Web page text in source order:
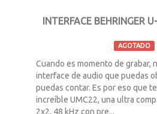
INTERFACE BEHRINGER
AGOTADO
Cuando es momento de grabar,
interface de audio que puedas
puedas contar. Es por eso que
increíble UMC22, una ultra
2x2, 48 kHz con pre...